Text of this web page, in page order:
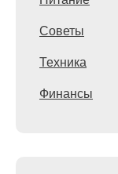
Советы
Техника
Финансы